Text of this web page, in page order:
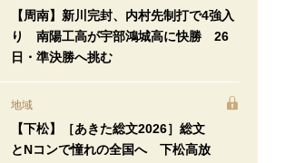
【周南】新川完封、内村先制打で4強入
り 南陽工高が宇部鴻城高に快勝 26
日・準決勝へ挑む
地域
【下松】［あきた総文2026］総文
とNコンで憧れの全国へ 下松高放